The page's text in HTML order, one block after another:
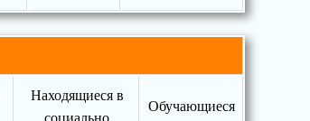
Находящиеся в
социально
Обучающиеся